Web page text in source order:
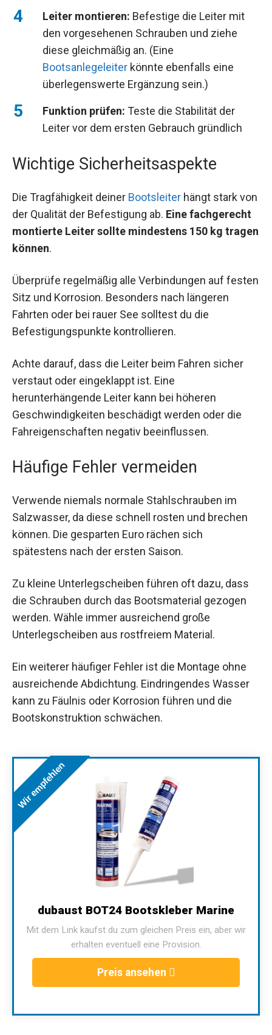
Leiter montieren: Befestige die Leiter mit
den vorgesehenen Schrauben und ziehe
diese gleichmäßig an. (Eine
Bootsanlegeleiter könnte ebenfalls eine
überlegenswerte Ergänzung sein.)
Funktion prüfen: Teste die Stabilität der
Leiter vor dem ersten Gebrauch gründlich
Wichtige Sicherheitsaspekte
Die Tragfähigkeit deiner Bootsleiter hängt stark von
der Qualität der Befestigung ab. Eine fachgerecht
montierte Leiter sollte mindestens 150 kg tragen
können.
Überprüfe regelmäßig alle Verbindungen auf festen
Sitz und Korrosion. Besonders nach längeren
Fahrten oder bei rauer See solltest du die
Befestigungspunkte kontrollieren.
Achte darauf, dass die Leiter beim Fahren sicher
verstaut oder eingeklappt ist. Eine
herunterhängende Leiter kann bei höheren
Geschwindigkeiten beschädigt werden oder die
Fahreigenschaften negativ beeinflussen.
Häufige Fehler vermeiden
Verwende niemals normale Stahlschrauben im
Salzwasser, da diese schnell rosten und brechen
können. Die gesparten Euro rächen sich
spätestens nach der ersten Saison.
Zu kleine Unterlegscheiben führen oft dazu, dass
die Schrauben durch das Bootsmaterial gezogen
werden. Wähle immer ausreichend große
Unterlegscheiben aus rostfreiem Material.
Ein weiterer häufiger Fehler ist die Montage ohne
ausreichende Abdichtung. Eindringendes Wasser
kann zu Fäulnis oder Korrosion führen und die
Bootskonstruktion schwächen.
Wir empfehlen
dubaust BOT24 Bootskleber Marine
Mit dem Link kaufst du zum gleichen Preis ein, aber wir
erhalten eventuell eine Provision.
Preis ansehen